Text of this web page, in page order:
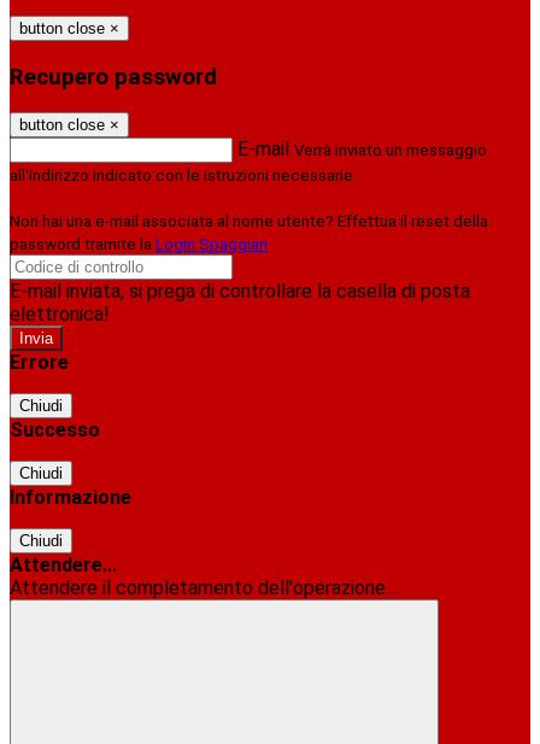
button close ×
Recupero password
button close ×
E-mail Verrà inviato un messaggio
all'indirizzo indicato con le istruzioni necessarie.
Non hai una e-mail associata al nome utente? Effettua il reset della
password tramite la Login Spaggiari
E-mail inviata, si prega di controllare la casella di posta
elettronica!
Errore
Chiudi
Successo
Chiudi
Informazione
Chiudi
Attendere...
Attendere il completamento dell'operazione...